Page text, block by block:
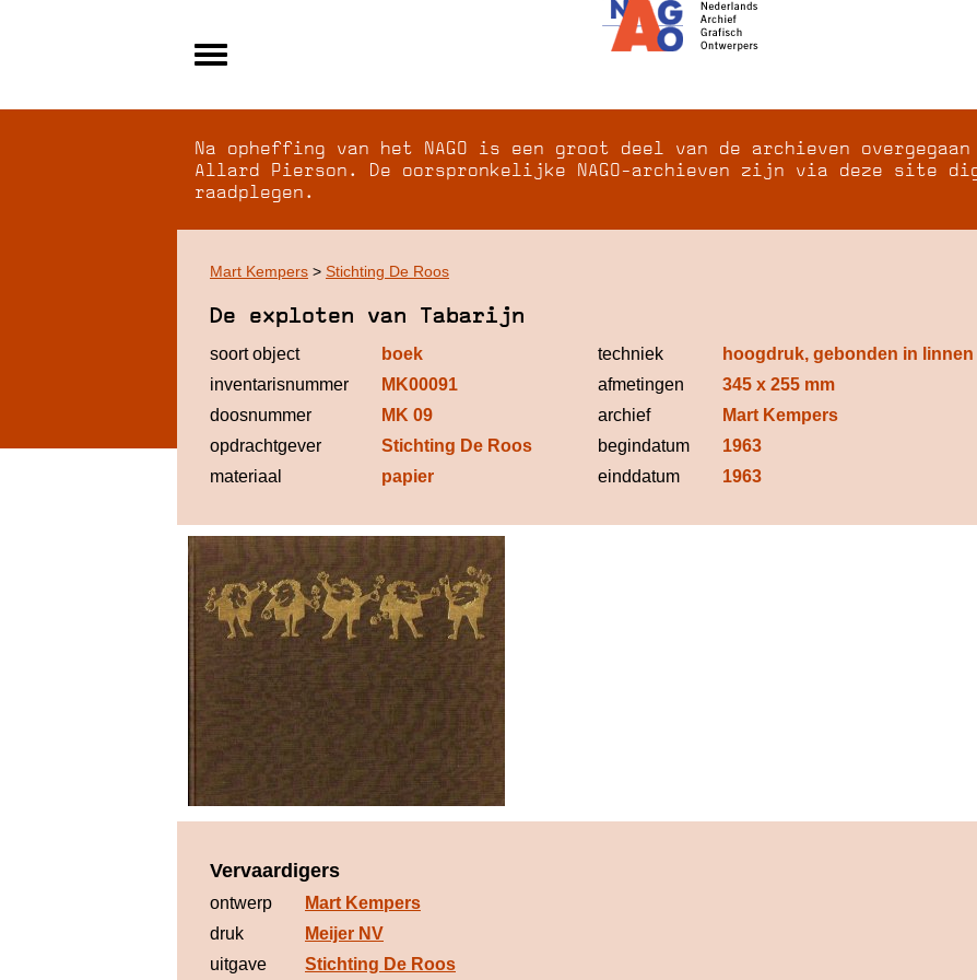
Over WCI
Inloggen
Na opheffing van het NAGO is een groot deel van de archieven
Allard Pierson. De oorspronkelijke NAGO-archieven zijn via deze site
raadplegen.
Mart Kempers > Stichting De Roos
De exploten van Tabarijn
soort object boek techniek
hoogdruk, gebonden in
inventarisnummer
MK00091 afmetingen
345 x 255 mm
doosnummer
MK 09 archief
Mart Kempers
opdrachtgever
Stichting De Roos begindatum
1963
materiaal
papier einddatum 1963
Vervaardigers
ontwerp
Mart Kempers
druk
Meijer NV
uitgave
Stichting De Roos